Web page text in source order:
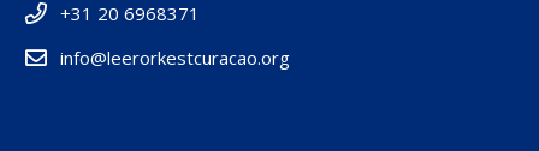
+31 20 6968371
info@leerorkestcuracao.org